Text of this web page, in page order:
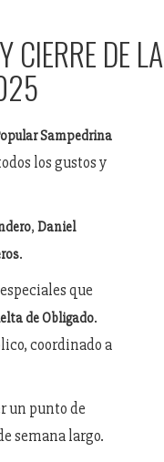
CIERRE DE LA
Sampedrina
los gustos y
, Daniel
.
que
de Obligado.
coordinado a
un punto de
semana largo.